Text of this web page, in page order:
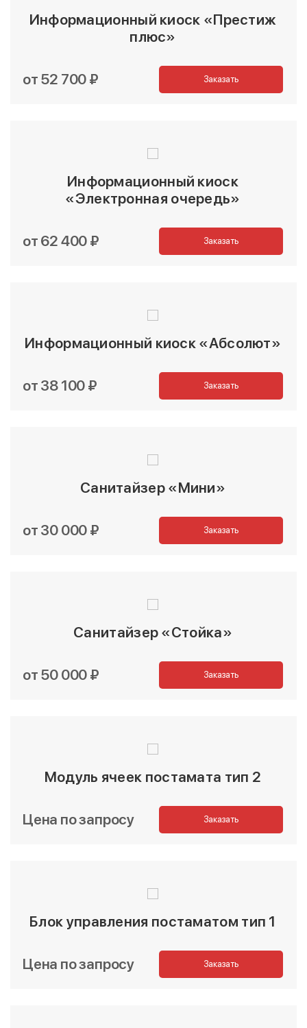
Информационный киоск «Престиж
плюс»
от 52 700 ₽ Заказать
Информационный киоск
«Электронная очередь»
от 62 400 ₽ Заказать
Информационный киоск «Абсолют»
от 38 100 ₽ Заказать
Санитайзер «Мини»
от 30 000 ₽ Заказать
Санитайзер «Стойка»
от 50 000 ₽ Заказать
Модуль ячеек постамата тип 2
Цена по запросу Заказать
Блок управления постаматом тип 1
Цена по запросу Заказать